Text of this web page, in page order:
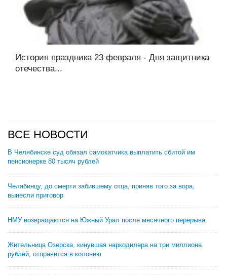
История праздника 23 февраля - Дня защитника
отечества...
ВСЕ НОВОСТИ
В Челябинске суд обязал самокатчика выплатить сбитой им
пенсионерке 80 тысяч рублей
Челябинцу, до смерти забившему отца, приняв того за вора,
вынесли приговор
НМУ возвращаются на Южный Урал после месячного перерыва
Жительница Озерска, кинувшая наркодилера на три миллиона
рублей, отправится в колонию